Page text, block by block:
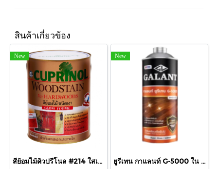
สินค้าเกี่ยวข้อง
New
สีย้อมไม้คิวปรีโนล #214 ใสเงา 1/4 กล.
New
ยูรีเทน กาแลนท์ G-5000 ใน 875cc.